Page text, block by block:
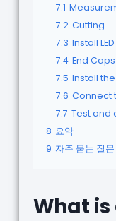
7.1
7.2 Cutting
7.3 Install
7.4 End Caps
7.5 Install
7.6 Connect
7.7 Test and
8 요약
9 자주 묻는 질문
What is